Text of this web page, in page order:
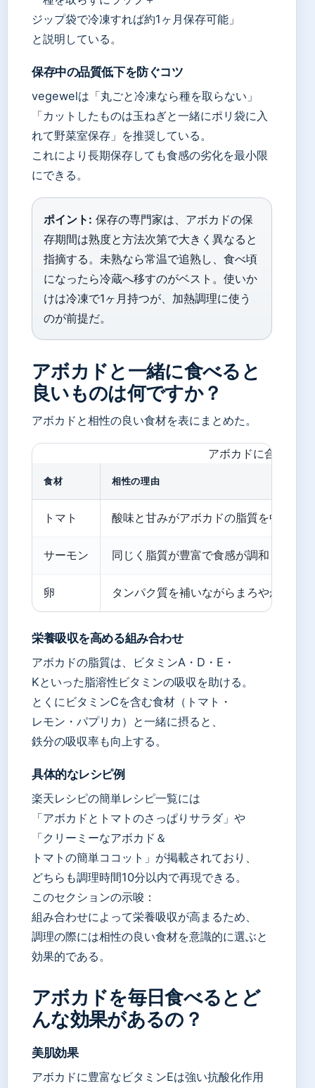
ジップ袋で冷凍すれば約1ヶ月保存可能」
と説明している。
保存中の品質低下を防ぐコツ
vegewelは「丸ごと冷凍なら種を取らない」
「カットしたものは玉ねぎと一緒にポリ袋に入
れて野菜室保存」を推奨している。
これにより長期保存しても食感の劣化を最小限
にできる。
ポイント: 保存の専門家は、アボカドの保
存期間は熟度と方法次第で大きく異なると
指摘する。未熟なら常温で追熟し、食べ頃
になったら冷蔵へ移すのがベスト。使いか
けは冷凍で1ヶ月持つが、加熱調理に使う
のが前提だ。
アボカドと一緒に食べると
良いものは何ですか？
アボカドと相性の良い食材を表にまとめた。
アボカドに合う代表
食材 相性の理由
トマト 酸味と甘みがアボカドの脂質を中和
サーモン 同じく脂質が豊富で食感が調和
卵 タンパク質を補いながらまろやかに
栄養吸収を高める組み合わせ
アボカドの脂質は、ビタミンA・D・E・
Kといった脂溶性ビタミンの吸収を助ける。
とくにビタミンCを含む食材（トマト・
レモン・パプリカ）と一緒に摂ると、
鉄分の吸収率も向上する。
具体的なレシピ例
楽天レシピの簡単レシピ一覧には
「アボカドとトマトのさっぱりサラダ」や
「クリーミーなアボカド＆
トマトの簡単ココット」が掲載されており、
どちらも調理時間10分以内で再現できる。
このセクションの示唆：
組み合わせによって栄養吸収が高まるため、
調理の際には相性の良い食材を意識的に選ぶと
効果的である。
アボカドを毎日食べるとど
んな効果があるの？
美肌効果
アボカドに豊富なビタミンEは強い抗酸化作用